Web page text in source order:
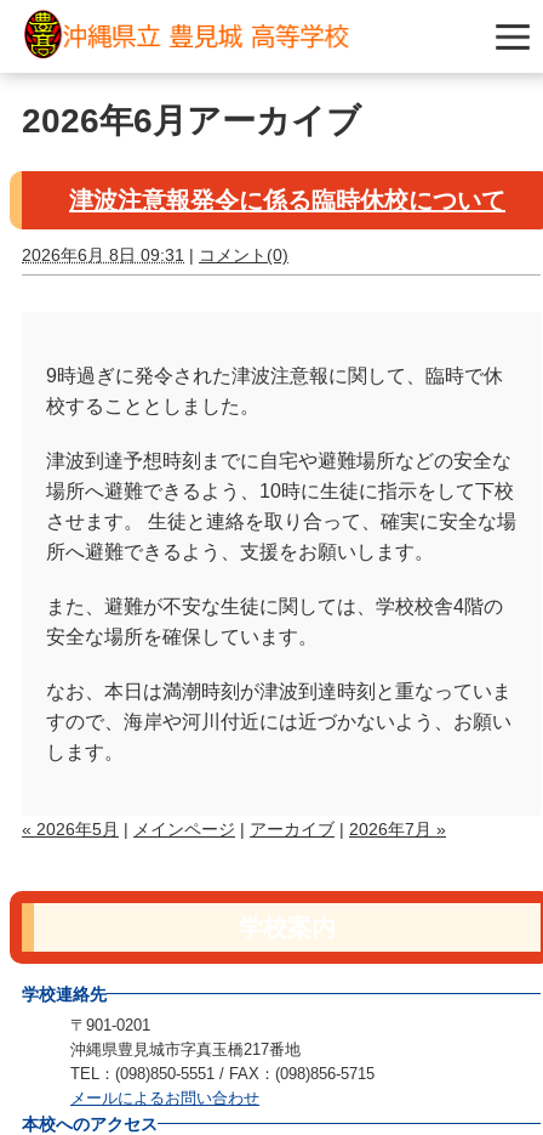
2026年6月アーカイブ
津波注意報発令に係る臨時休校について
2026年6月 8日 09:31 | コメント(0)
9時過ぎに発令された津波注意報に関して、臨時で休
校することとしました。
津波到達予想時刻までに自宅や避難場所などの安全な
場所へ避難できるよう、10時に生徒に指示をして下校
させます。 生徒と連絡を取り合って、確実に安全な場
所へ避難できるよう、支援をお願いします。
また、避難が不安な生徒に関しては、学校校舎4階の
安全な場所を確保しています。
なお、本日は満潮時刻が津波到達時刻と重なっていま
すので、海岸や河川付近には近づかないよう、お願い
します。
« 2026年5月 | メインページ | アーカイブ | 2026年7月 »
学校連絡先
〒901-0201
沖縄県豊見城市字真玉橋217番地
TEL：(098)850-5551 / FAX：(098)856-5715
メールによるお問い合わせ
本校へのアクセス